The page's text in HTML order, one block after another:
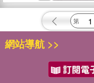
網站導航 >>